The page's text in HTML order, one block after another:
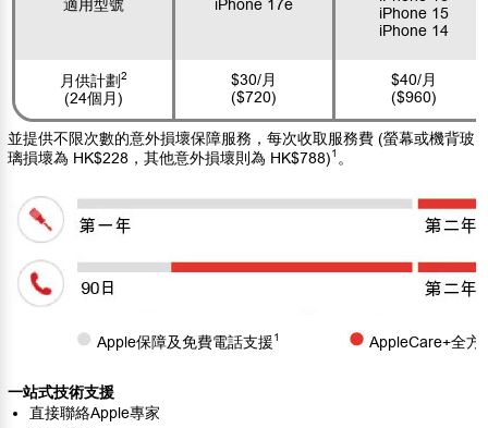
適用型號 iPhone 17e
iPhone 15
iPhone 14
月供計劃2
(24個月)
$30/月
($720)
$40/月
($960)
並提供不限次數的意外損壞保障服務，每次收取服務費 (螢幕或機背玻
璃損壞為 HK$228，其他意外損壞則為 HK$788) 1 。
Apple保障及免費電話支援 1 AppleCare+全方
一站式技術支援
直接聯絡Apple專家